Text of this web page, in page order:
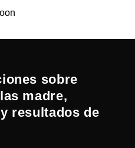
sobre
madre,
resultados de